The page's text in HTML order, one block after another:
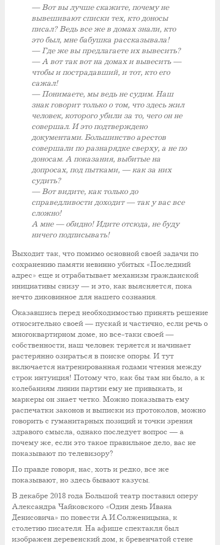
— Вот вы лучше скажите, почему не
вывешивают списки тех, кто доносы
писал? Ведь все же в домах знали, кто
это был, мне бабушка рассказывала!
— Где же вы предлагаете их вывесить?
— А вот так вот на домах и вывесить —
чтобы и пострадавший, и тот, кто его
сажал!
— Понимаете, мы ведь не судим. Наш
знак говорит только о том, что здесь жил
человек, которого убили за то, чего он не
совершал. И это подтверждено
документами. Большинство арестов
совершали по разнарядке сверху, а не по
доносам. А показания, выбитые на
допросах, под пытками, — как за них
судить?
— Вот видите, как только до
справедливости доходит — так у вас все
сложно!
А мне — обидно! Идите отсюда, не буду
ничего подписывать!
Выходит так, что помимо основной своей задачи по
сохранению памяти невинно убитых «Последний
адрес» еще и отрабатывает механизм гражданской
инициативы снизу — и это, как выясняется, пока
нечто диковинное для нашего сознания.
Оказавшись перед необходимостью принять решение
относительно своей — пускай и частично, если речь о
многоквартирном доме, но все-таки своей —
собственности, наш человек теряется и начинает
растерянно озираться в поиске опоры. И тут
включается натренированная годами чтения между
строк интуиция! Потому что, как бы там ни было, а к
колебаниям линии партии ему не привыкать, и
маркеры он знает четко. Можно показывать ему
распечатки законов и выписки из протоколов, можно
говорить с гуманитарных позиций и точки зрения
здравого смысла, однако последует вопрос — а
почему же, если это такое правильное дело, вас не
показывают по телевизору?
По правде говоря, нас, хоть и редко, все же
показывают, но здесь бывают казусы.
В декабре 2018 года Большой театр поставил оперу
Александра Чайковского «Один день Ивана
Денисовича» по повести А.И.Солженицына, к
столетию писателя. На афише спектакля был
изображен деревенский дом, к бревенчатой стене